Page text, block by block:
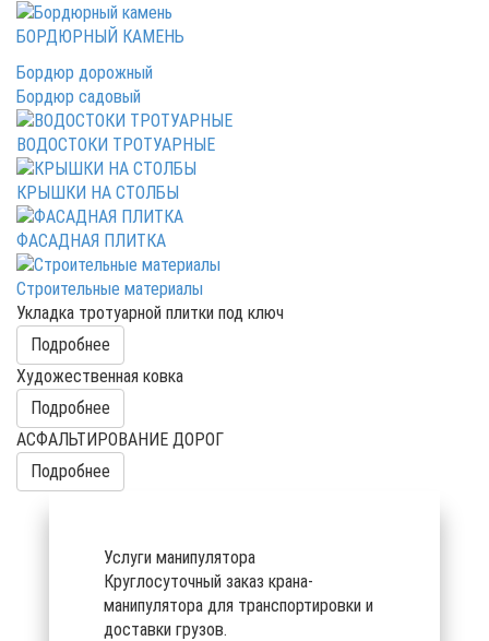
БОРДЮРНЫЙ КАМЕНЬ
Бордюр дорожный
Бордюр садовый
ВОДОСТОКИ ТРОТУАРНЫЕ
КРЫШКИ НА СТОЛБЫ
ФАСАДНАЯ ПЛИТКА
Строительные материалы
Укладка тротуарной плитки под ключ
Подробнее
Художественная ковка
Подробнее
АСФАЛЬТИРОВАНИЕ ДОРОГ
Подробнее
Услуги манипулятора
Круглосуточный заказ крана-
манипулятора для транспортировки и
доставки грузов.